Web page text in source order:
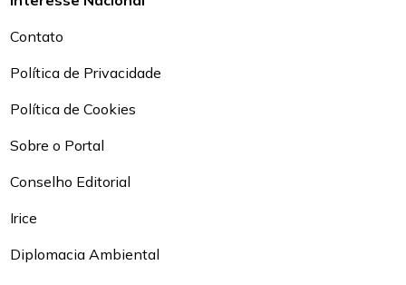
Contato
Política de Privacidade
Política de Cookies
Sobre o Portal
Conselho Editorial
Irice
Diplomacia Ambiental